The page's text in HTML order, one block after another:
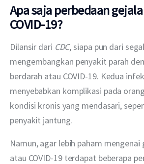
Apa saja perbedaan
COVID-19?
Dilansir dari CDC, siapa pun dari
mengembangkan penyakit parah
berdarah atau COVID-19. Kedua
menyebabkan komplikasi pada
kondisi kronis yang mendasari,
penyakit jantung.
Namun, agar lebih paham mengenai
atau COVID-19 terdapat beberapa